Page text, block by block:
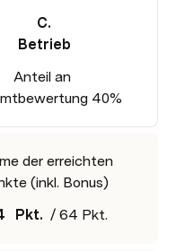
C.
Betrieb
Anteil an
40%
der erreichten
(inkl. Bonus)
Pkt. / 64 Pkt.